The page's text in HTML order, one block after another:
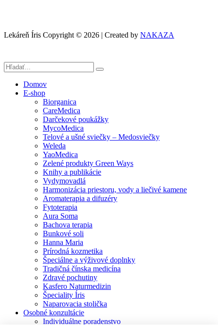
Lekáreň Íris Copyright © 2026 | Created by NAKAZA
Domov
E-shop
Biorganica
CareMedica
Darčekové poukážky
MycoMedica
Telové a ušné sviečky – Medosviečky
Weleda
YaoMedica
Zelené produkty Green Ways
Knihy a publikácie
Vydymovadlá
Harmonizácia priestoru, vody a liečivé kamene
Aromaterapia a difuzéry
Fytoterapia
Aura Soma
Bachova terapia
Bunkové soli
Hanna Maria
Prírodná kozmetika
Špeciálne a výživové doplnky
Tradičná čínska medicína
Zdravé pochutiny
Kasfero Naturmedizin
Špeciality Íris
Naparovacia stolička
Osobné konzultácie
Individuálne poradenstvo